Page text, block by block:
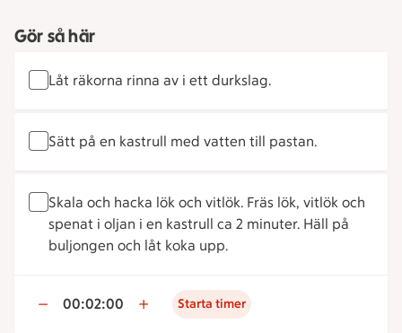
Gör så här
Låt räkorna rinna av i ett durkslag.
Sätt på en kastrull med vatten till pastan.
Skala och hacka lök och vitlök. Fräs lök, vitlök och
spenat i oljan i en kastrull ca 2 minuter. Häll på
buljongen och låt koka upp.
00:02:00 Starta timer